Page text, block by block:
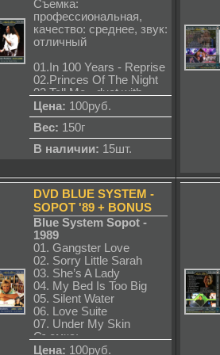
18. Dr. Mabuse
19. Magic Symphony
20. Modern Talking
Качество:
Съемка любительская
прямо из под сцены
(ближе некуда),
хорошая,руки не
дрожат, звук хороший.
Съемка:
профессиональная,
качество: среднее, звук:
отличный
01.In 100 Years - Reprise
02.Princes Of The Night
03.Tell Me - duet with
Nora
04.You And Me
05.Cheri Cheri Lady
06.Tomorrow
07.With A Little Love
Yours,The Night Is Mine
09.Heaven Will Know
10.Atlantis Is Calling
(S.O.S. For Love)
11.Stranded In The
Middle Of Nowhere
12.Love Songs Medley:
13. I'm Not Out Of Love
14. Blue Eyes
15. Mandy
16. Sometimes When We
Touch
17. I Write The Song
18.We Are The World
Цена: 100руб.
Вес: 150г
В наличии: 15шт.
DVD BLUE SYSTEM -
SOPOT '89 + BONUS
Blue System Sopot -
1989
01. Gangster Love
02. Sorry Little Sarah
03. She’s A Lady
04. My Bed Is Too Big
05. Silent Water
06. Love Suite
07. Under My Skin
Съемка:
профессиональная,
Цена: 100руб.